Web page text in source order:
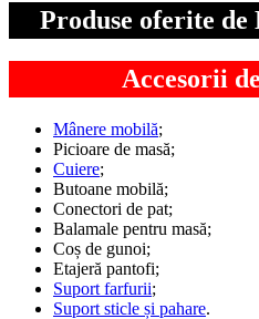
Produse oferite
Accesorii
Mânere mobilă;
Picioare de masă;
Cuiere;
Butoane mobilă;
Conectori de pat;
Balamale pentru masă;
Coș de gunoi;
Etajeră pantofi;
Suport farfurii;
Suport sticle și pahare.